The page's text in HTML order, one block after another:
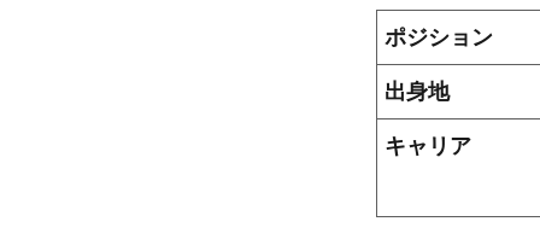
ポジション
出身地
キャリア